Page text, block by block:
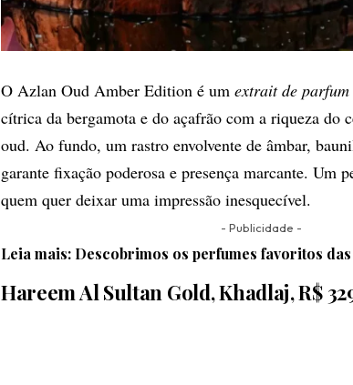
O Azlan Oud Amber Edition é um extrait de parfum
cítrica da bergamota e do açafrão com a riqueza do
oud. Ao fundo, um rastro envolvente de âmbar,
garante fixação poderosa e presença marcante. Um
quem quer deixar uma impressão inesquecível.
- Publicidade -
Leia mais: Descobrimos os perfumes favoritos das
Hareem Al Sultan Gold,Khadlaj,R$